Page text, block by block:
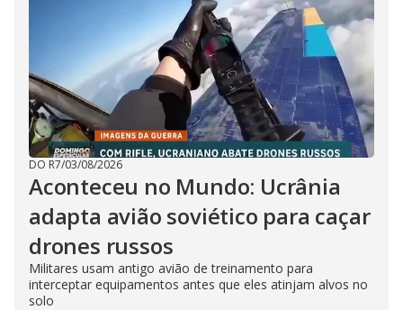
DO R7/03/08/2026
Aconteceu no Mundo: Ucrânia
adapta avião soviético para caçar
drones russos
Militares usam antigo avião de treinamento para
interceptar equipamentos antes que eles atinjam alvos no
solo